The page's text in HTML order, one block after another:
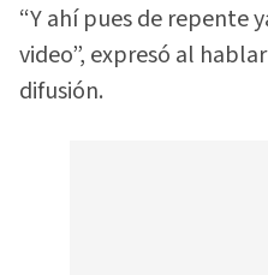
“Y ahí pues de repente
video”, expresó al
difusión.